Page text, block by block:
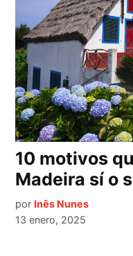
10 motivos
Madeira sí o
por Inês Nunes
13 enero, 2025